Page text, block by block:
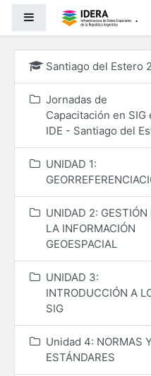
Panel lateral .
Santiago del Estero
Jornadas de
Capacitación en SIG
IDE - Santiago del
UNIDAD 1:
UNIDAD 2: GESTIÓN
LA INFORMACIÓN
GEOESPACIAL
UNIDAD 3:
INTRODUCCIÓN A
SIG
Unidad 4: NORMAS
ESTÁNDARES